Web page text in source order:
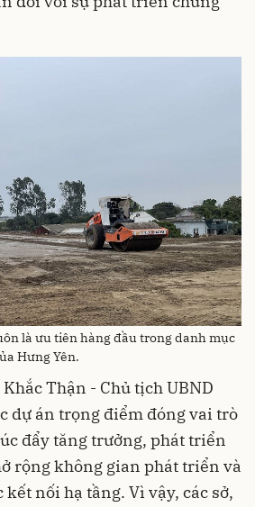
là ưu tiên hàng đầu trong danh mục
Hưng Yên.
Thận - Chủ tịch UBND
dự án trọng điểm đóng vai trò
đẩy tăng trưởng, phát triển
rộng không gian phát triển và
nối hạ tầng. Vì vậy, các sở,